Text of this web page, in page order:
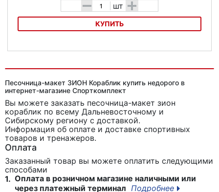
- шт +
КУПИТЬ
Песочница-макет ЗИОН Кораблик купить недорого в
интернет-магазине Спорткомплект
Вы можете заказать песочница-макет зион
кораблик по всему Дальневосточному и
Сибирскому региону с доставкой.
Информация об оплате и доставке спортивных
товаров и тренажеров.
Оплата
Заказанный товар вы можете оплатить следующими
способами
1. Оплата в розничном магазине наличными или
через платежный терминал Подробнее